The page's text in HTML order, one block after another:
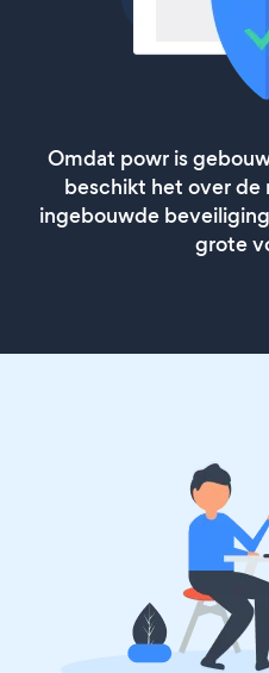
Omdat powr is
beschikt het over
ingebouwde
grote